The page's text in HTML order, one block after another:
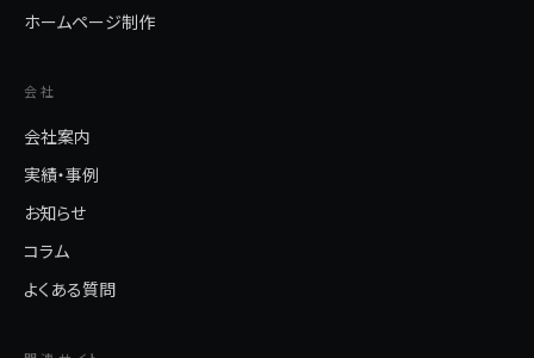
ホームページ制作
会社
会社案内
実績・事例
お知らせ
コラム
よくある質問